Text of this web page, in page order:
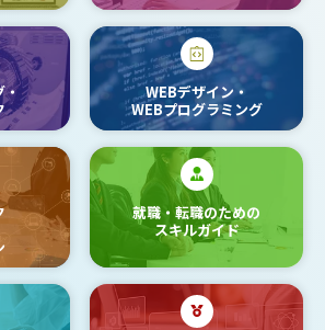
・
WEBデザイン・
WEBプログラミング
就職・転職のための
スキルガイド